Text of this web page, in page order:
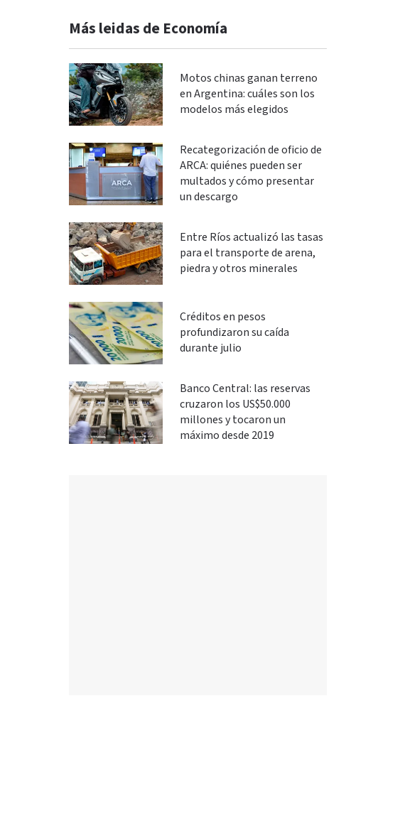
Más leidas de Economía
Motos chinas ganan terreno
en Argentina: cuáles son los
modelos más elegidos
Recategorización de oficio de
ARCA: quiénes pueden ser
multados y cómo presentar
un descargo
Entre Ríos actualizó las tasas
para el transporte de arena,
piedra y otros minerales
Créditos en pesos
profundizaron su caída
durante julio
Banco Central: las reservas
cruzaron los US$50.000
millones y tocaron un
máximo desde 2019